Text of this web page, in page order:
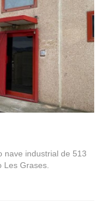
nave industrial de 513
Grases.